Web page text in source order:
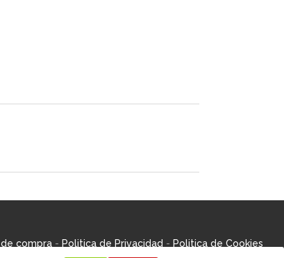
compra - Politica de Privacidad - Politica de Cookies